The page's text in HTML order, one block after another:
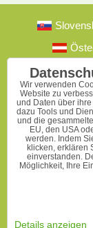
2009-
Diese Seite ist
Wir verwenden
Website zu
und Daten über
dazu Tools und
und die
EU, den USA
werden. Indem
klicken, erklären
einverstanden.
Möglichkeit, Ihre
Details anzeigen